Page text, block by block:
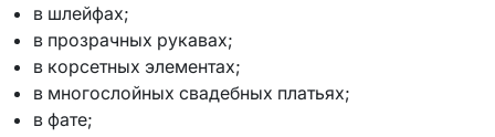
в шлейфах;
в прозрачных рукавах;
в корсетных элементах;
в многослойных свадебных платьях;
в фате;